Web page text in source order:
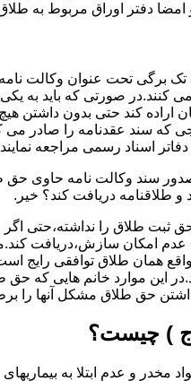
دفتر اوراق مربوط به
تحت عنوان وکالت نامه
کنند.در صورتی که باید به
کند حتی بدون داشتن
که سند عقدنامه را صادر
اسناد رسمی مراجعه
وکالت نامه حاوی حق
و طلاقنامه دریافت کند؟ خیر.
طلاق را نداشته،حتی اگر
عدم امکان سازش،دریافت
همان طلاق توافقی رایج
این موارد خانم هایی که
داشتن حق طلاق مشکل آنها را
) چیست؟